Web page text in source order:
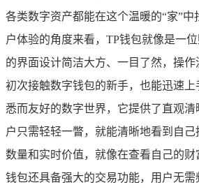
各类数字资产都能在这个温暖的“家”中
户体验的角度来看，TP钱包就像是一
的界面设计简洁大方、一目了然，操
初次接触数字钱包的新手，也能迅速
悉而友好的数字世界，它提供了直观清
户只需轻轻一瞥，就能清晰地看到自
数量和实时价值，就像在查看自己的
钱包还具备强大的交易功能，用户无